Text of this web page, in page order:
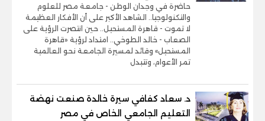
حاضرة في وجدان الوطن - جامعة مصر للعلوم
والتكنولوجيا.. الشاهد الأكبر على أن الأفكار العظيمة
لا تموت - قاهرة المستحيل.. حين انتصرت الرؤية على
الصعاب - خالد الطوخي.. امتداد لرؤية «قاهرة
المستحيل» وقائد لمسيرة الجامعة نحو العالمية
تمر الأعوام، وتتبدل
د. سعاد كفافي سيرة خالدة صنعت نهضة
التعليم الجامعي الخاص في مصر